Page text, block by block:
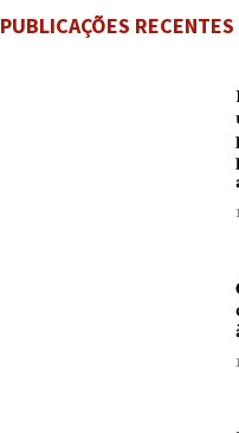
PUBLICAÇÕES RECENTES